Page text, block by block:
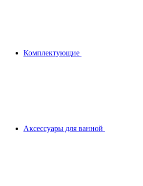
Комплектующие
Аксессуары для ванной